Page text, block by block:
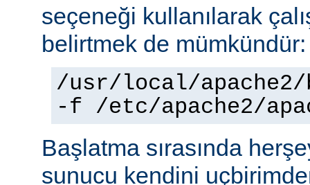
seçeneği kullanılarak
belirtmek de mümkündür:
/usr/local/
-f /etc/apache2/
Başlatma sırasında
sunucu kendini